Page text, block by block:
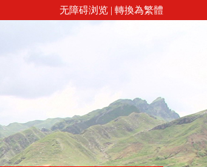
无障碍浏览 | 轉換為繁體